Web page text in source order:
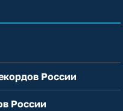
России
России